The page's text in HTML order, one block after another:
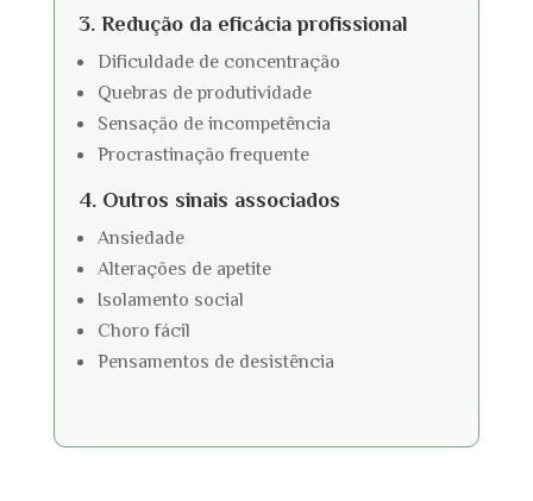
3. Redução da eficácia profissional
Dificuldade de concentração
Quebras de produtividade
Sensação de incompetência
Procrastinação frequente
4. Outros sinais associados
Ansiedade
Alterações de apetite
Isolamento social
Choro fácil
Pensamentos de desistência